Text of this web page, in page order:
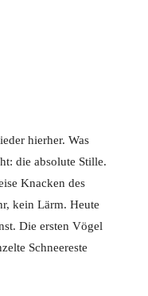
hierher. Was
die absolute Stille.
Knacken des
kein Lärm. Heute
Die ersten Vögel
Schneereste